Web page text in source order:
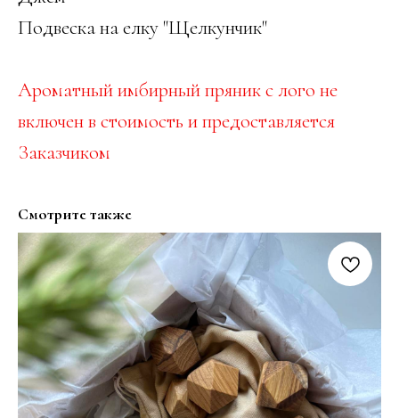
Подвеска на елку "Щелкунчик"
Ароматный имбирный пряник с лого не
включен в стоимость и предоставляется
Заказчиком
Смотрите также